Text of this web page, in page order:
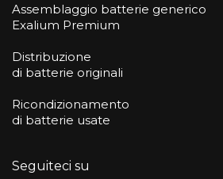
Assemblaggio batterie generico
Exalium Premium
Distribuzione
di batterie originali
Ricondizionamento
di batterie usate
Seguiteci su